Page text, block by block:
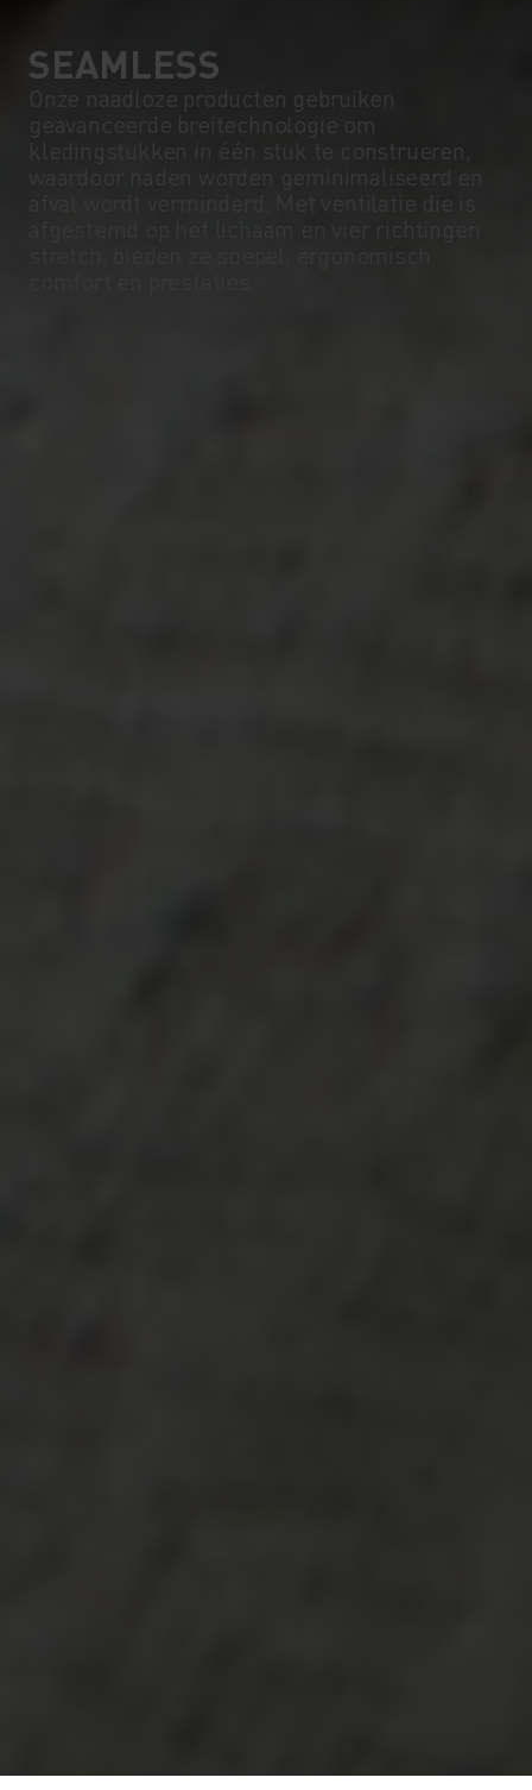
SEAMLESS
Onze naadloze producten gebruiken
geavanceerde breitechnologie om
kledingstukken in één stuk te construeren,
waardoor naden worden geminimaliseerd en
afval wordt verminderd. Met ventilatie die is